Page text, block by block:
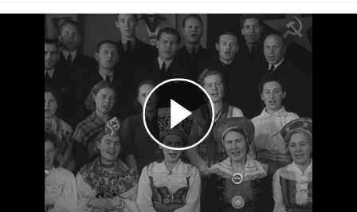
Esita
video